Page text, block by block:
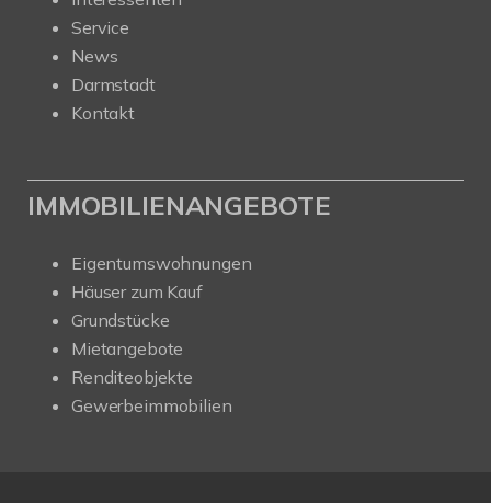
Service
News
Darmstadt
Kontakt
IMMOBILIENANGEBOTE
Eigentumswohnungen
Häuser zum Kauf
Grundstücke
Mietangebote
Renditeobjekte
Gewerbeimmobilien